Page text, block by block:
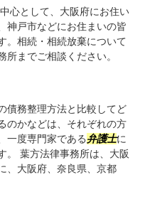
心として、大阪府にお住い
神戸市などにお住まいの皆
。相続・相続放棄について
までご相談ください。
債務整理方法と比較してど
のかなどは、それぞれの方
一度専門家である弁護士に
。 葉方法律事務所は、大阪
、大阪府、奈良県、京都